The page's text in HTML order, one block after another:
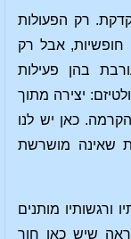
רק הפעולות
אבל רק
בהן פעילות
יצירה מתוך
כאן יש לנו
שאינה מושרשת
מותנים
שיש כאן חור